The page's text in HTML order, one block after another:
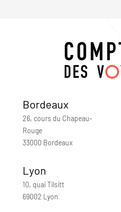
Bordeaux
26, cours du Chapeau-
Rouge
33000 Bordeaux
Lyon
10, quai Tilsitt
69002 Lyon